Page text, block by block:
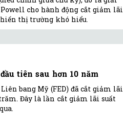
cho hành động cắt giảm lãi
thị trường khó hiểu.
tiên sau hơn 10 năm
Liên bang Mỹ (FED) đã cắt giảm lãi
Đây là lần cắt giảm lãi suất